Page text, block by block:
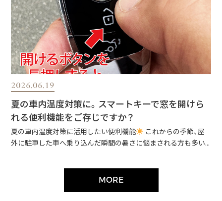
2026.06.19
夏の車内温度対策に。スマートキーで窓を開けら
れる便利機能をご存じですか？
夏の車内温度対策に活用したい便利機能
これからの季節、屋
外に駐車した車へ乗り込んだ瞬間の暑さに悩まされる方も多い...
MORE